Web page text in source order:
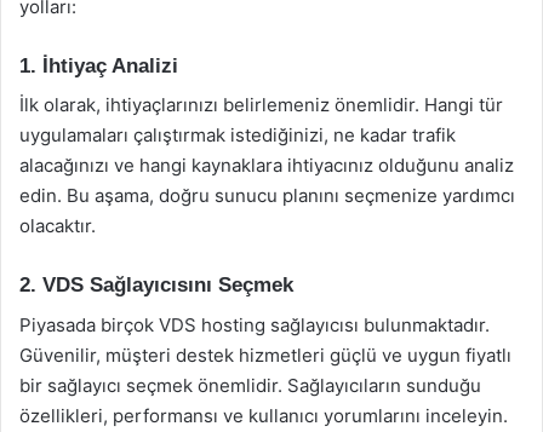
yolları:
1. İhtiyaç Analizi
İlk olarak, ihtiyaçlarınızı belirlemeniz önemlidir. Hangi tür
uygulamaları çalıştırmak istediğinizi, ne kadar trafik
alacağınızı ve hangi kaynaklara ihtiyacınız olduğunu analiz
edin. Bu aşama, doğru sunucu planını seçmenize yardımcı
olacaktır.
2. VDS Sağlayıcısını Seçmek
Piyasada birçok VDS hosting sağlayıcısı bulunmaktadır.
Güvenilir, müşteri destek hizmetleri güçlü ve uygun fiyatlı
bir sağlayıcı seçmek önemlidir. Sağlayıcıların sunduğu
özellikleri, performansı ve kullanıcı yorumlarını inceleyin.